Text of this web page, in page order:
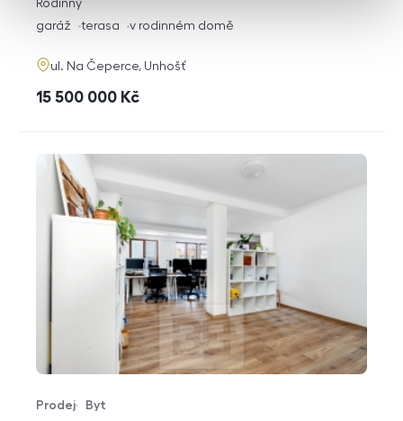
rozměry
dispozice
Rodinný
funkce
garáž terasa v rodinném domě
adresa
ul. Na Čeperce, Unhošť
cena
15 500 000 Kč
Typ nabídky
Prodej
Typ nemovitosti
Byt